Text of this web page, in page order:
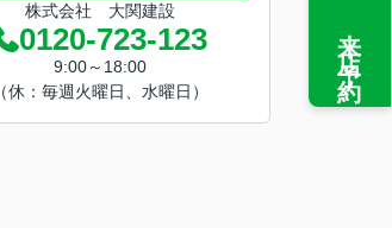
株式会社 大関建設
0120-723-123
9:00～18:00
（休：毎週火曜日、水曜日）
来店予約